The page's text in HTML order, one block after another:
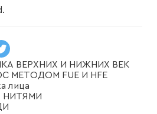
ВЕРХНИХ И НИЖНИХ ВЕК
МЕТОДОМ FUE И HFE
лица